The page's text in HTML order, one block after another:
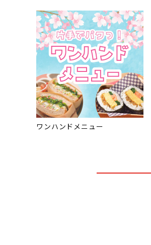
ワンハンドメニュー